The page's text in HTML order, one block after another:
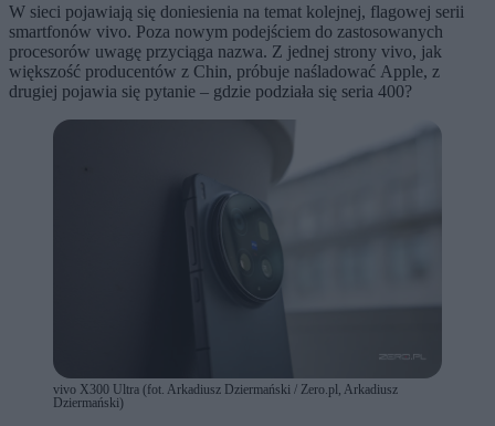
W sieci pojawiają się doniesienia na temat kolejnej, flagowej serii
smartfonów vivo. Poza nowym podejściem do zastosowanych
procesorów uwagę przyciąga nazwa. Z jednej strony vivo, jak
większość producentów z Chin, próbuje naśladować Apple, z
drugiej pojawia się pytanie – gdzie podziała się seria 400?
vivo X300 Ultra (fot. Arkadiusz Dziermański / Zero.pl, Arkadiusz
Dziermański)